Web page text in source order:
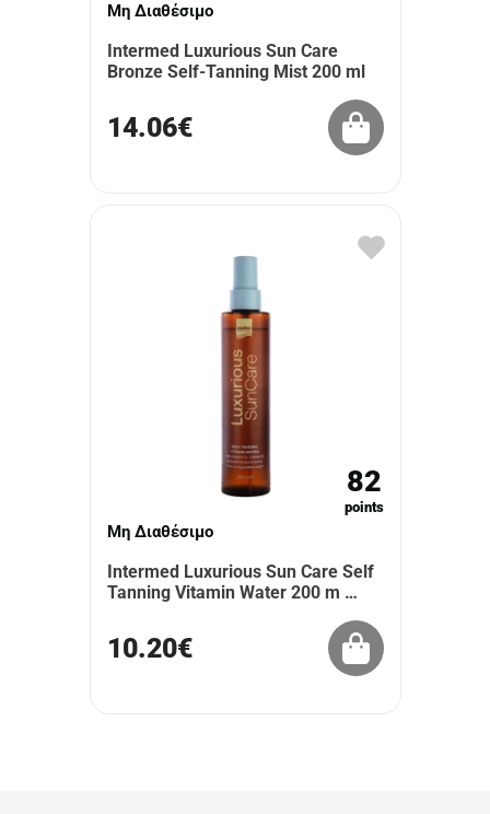
Μη Διαθέσιμο
Intermed Luxurious Sun Care
Bronze Self-Tanning Mist 200 ml
14.06€
82
points
Μη Διαθέσιμο
Intermed Luxurious Sun Care Self
Tanning Vitamin Water 200 m …
10.20€